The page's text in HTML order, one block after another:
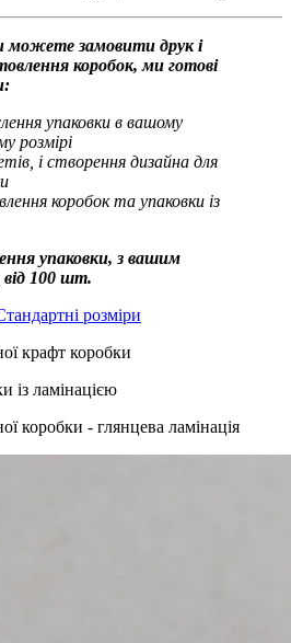
можете замовити друк і
коробок, ми готові
упаковки в вашому
розмірі
і створення дизайна для
коробок та упаковки із
упаковки, з вашим
100 шт.
розміри